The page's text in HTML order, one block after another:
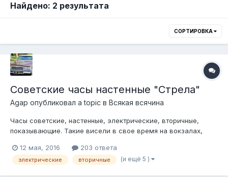
Найдено: 2 результата
СОРТИРОВКА
Советские часы настенные "Стрела"
Agap опубликовал a topic в Всякая всячина
Часы советские, настенные, электрические, вторичные,
показывающие. Такие висели в свое время на вокзалах,
просто циферблат со стрелками, толпой вторичных часов
управляли первичные часы, т.е. все часы в здании
12 мая, 2016 203 ответа
электрические вторичные (и ещё 5 )